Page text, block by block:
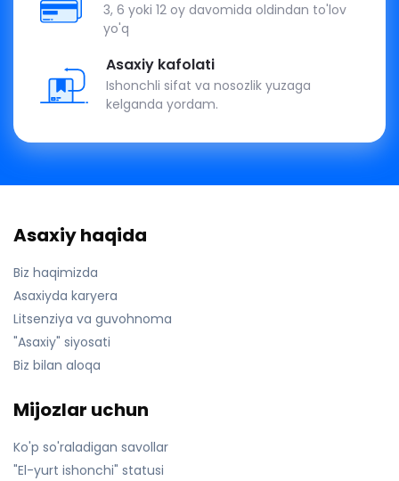
3, 6 yoki 12 oy davomida oldindan to'lov
yo'q
Asaxiy kafolati
Ishonchli sifat va nosozlik yuzaga
kelganda yordam.
Asaxiy haqida
Biz haqimizda
Asaxiyda karyera
Litsenziya va guvohnoma
"Asaxiy" siyosati
Biz bilan aloqa
Mijozlar uchun
Ko'p so'raladigan savollar
"El-yurt ishonchi" statusi